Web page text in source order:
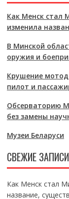
Как Менск стал
изменила
В Минской
оружия и
Крушение
пилот и
Обсерваторию
без замены
Музеи Беларуси
СВЕЖИЕ ЗАПИСИ
Как Менск стал
название,